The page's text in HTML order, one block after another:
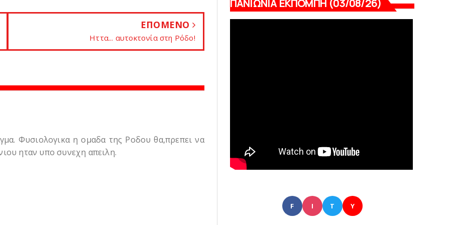
ΕΠΟΜΕΝΟ
Hττα... αυτοκτονία στη Ρόδο!
Φυσιολογικα η ομαδα της Ροδου θα,πρεπει να
ηταν υπο συνεχη απειλη.
ΠΑΝΙΩΝΙΑ ΕΚΠΟΜΠΗ (03/08/26)
F I T Y